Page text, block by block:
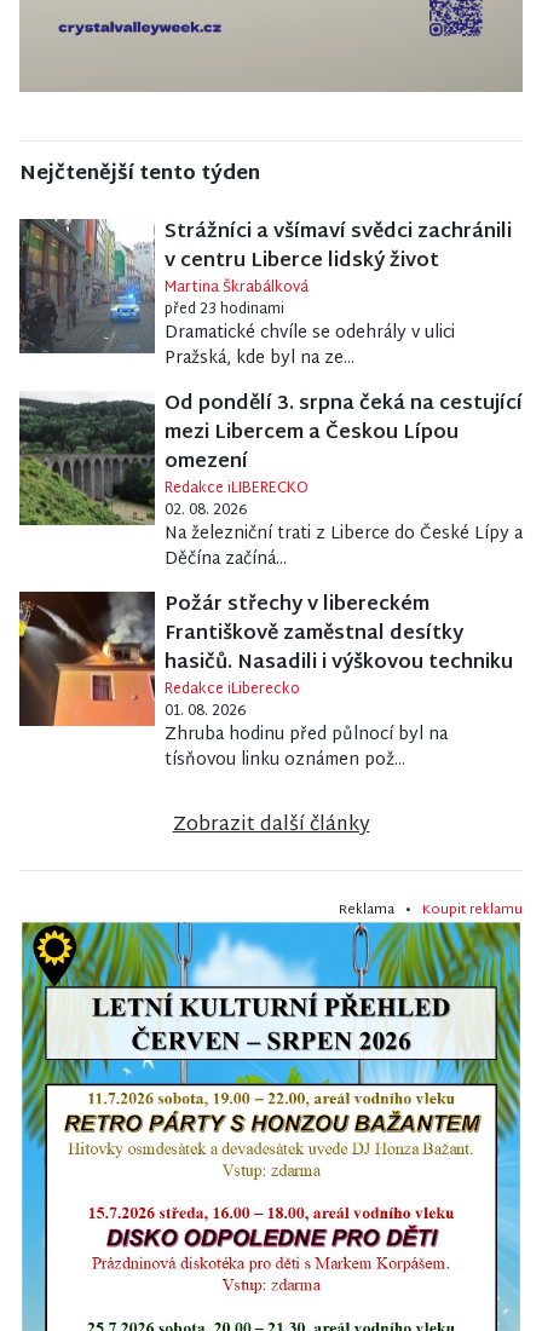
Nejčtenější tento týden
Strážníci a všímaví svědci zachránili
v centru Liberce lidský život
Martina Škrabálková
před 23 hodinami
Dramatické chvíle se odehrály v ulici
Pražská, kde byl na ze...
Od pondělí 3. srpna čeká na cestující
mezi Libercem a Českou Lípou
omezení
Redakce iLIBERECKO
02. 08. 2026
Na železniční trati z Liberce do České Lípy a
Děčína začíná...
Požár střechy v libereckém
Františkově zaměstnal desítky
hasičů. Nasadili i výškovou techniku
Redakce iLiberecko
01. 08. 2026
Zhruba hodinu před půlnocí byl na
tísňovou linku oznámen pož...
Zobrazit další články
Reklama • Koupit reklamu